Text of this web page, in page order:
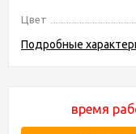
Цвет
Подробные
время